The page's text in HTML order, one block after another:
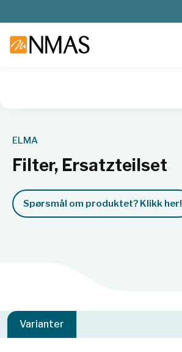
ELMA
Filter, Ersatzteilset
Spørsmål om produktet? Klikk her!
Varianter